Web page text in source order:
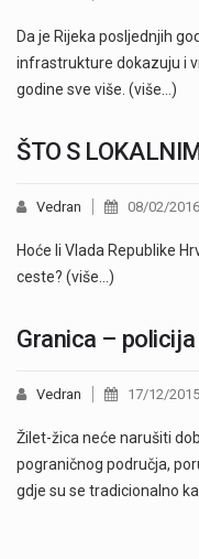
Da je Rijeka posljednjih
infrastrukture dokazuju i
godine sve više. (više…)
ŠTO S
Vedran 08/02/2016
Hoće li Vlada Republike
ceste? (više…)
Granica – policija
Vedran 17/12/2015
Žilet-žica neće narušiti
pograničnog područja,
gdje su se tradicionalno